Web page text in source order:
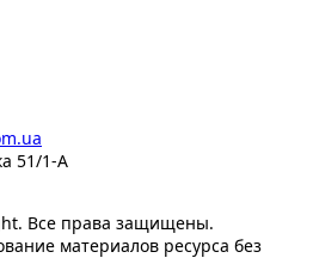
51/1-А
Все права защищены.
материалов ресурса без